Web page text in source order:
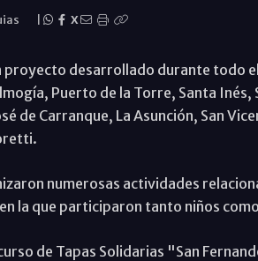
X
desarrollado durante todo
Puerto de la Torre, Santa
de Carranque, La Asunción, San
numerosas actividades
la que participaron tanto niños
de Tapas Solidarias "San